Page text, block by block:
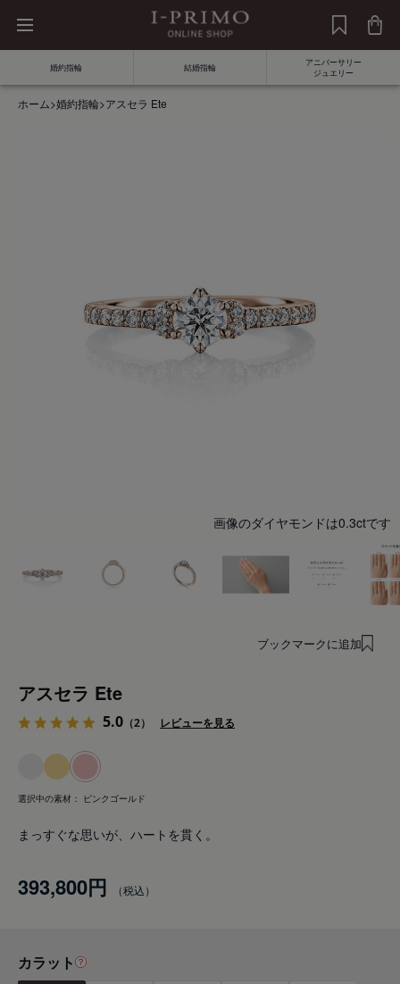
婚約指輪 結婚指輪
アニバーサリー
ジュエリー
ホーム>婚約指輪>アスセラ Ete
画像のダイヤモンドは0.3ctです
ブックマークに追加
アスセラ Ete
5.0 （2） レビューを見る
選択中の素材： ピンクゴールド
まっすぐな思いが、ハートを貫く。
393,800円
カラット